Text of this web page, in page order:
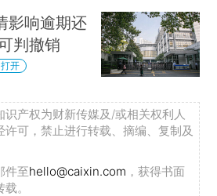
影响逾期还
判撤销
开
识产权为财新传媒及/或相关权利人
可，禁止进行转载、摘编、复制及
件至hello@caixin.com ，获得书面
。